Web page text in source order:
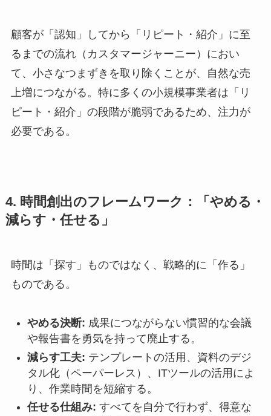
顧客が「認知」してから「リピート・紹介」に至
るまでの流れ（カスタマージャーニー）におい
て、小さなつまずきを取り除くことが、自然な売
上増につながる。特に多くの小規模事業者は「リ
ピート・紹介」の段階が脆弱であるため、注力が
必要である。
4. 時間創出のフレームワーク：「やめる・
減らす・任せる」
時間は「探す」ものではなく、戦略的に「作る」
ものである。
やめる決断: 成果につながらない慣習的な会議
や報告書を勇気を持って廃止する。
減らす工夫: テンプレートの活用、資料のデジ
タル化（ペーパーレス）、ITツールの活用によ
り、作業時間を短縮する。
任せる仕組み: すべてを自分で行わず、得意な